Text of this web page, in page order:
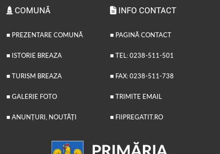
COMUNĂ
■ PREZENTARE COMUNĂ
■ ISTORIE BREAZA
■ TURISM BREAZA
■ GALERIE FOTO
■ ANUNȚURI, NOUTĂȚI
INFO CONTACT
■ PAGINĂ CONTACT
■ TEL: 0238-511-501
■ FAX: 0238-511-738
■ TRIMITE EMAIL
■ FIIPREGATIT.RO